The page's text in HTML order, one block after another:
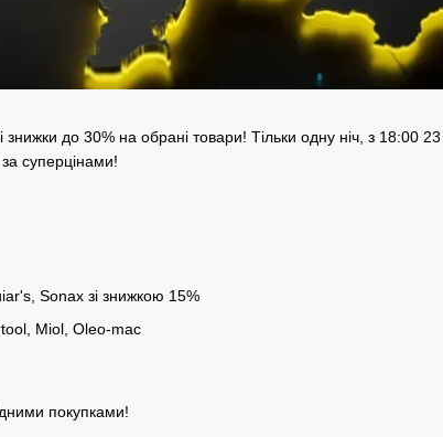
знижки до 30% на обрані товари! Тільки одну ніч, з
суперцінами!
Sonax зі знижкою 15%
Miol, Oleo-mac
покупками!